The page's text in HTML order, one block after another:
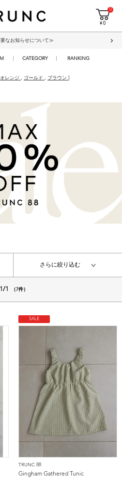
0
¥ 0
なお知らせについて≫
CATEGORY RANKING
オレンジ , ゴールド , ブラウン
さらに絞り込む
1/1 （7件）
SALE
TRUNC 88
Gingham Gathered Tunic